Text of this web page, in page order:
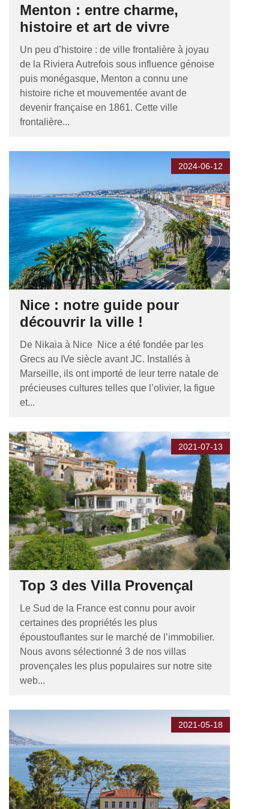
Menton : entre charme,
histoire et art de vivre
Un peu d’histoire : de ville frontalière à joyau
de la Riviera Autrefois sous influence génoise
puis monégasque, Menton a connu une
histoire riche et mouvementée avant de
devenir française en 1861. Cette ville
frontalière...
2024-06-12
Nice : notre guide pour
découvrir la ville !
De Nikaia à Nice Nice a été fondée par les
Grecs au IVe siècle avant JC. Installés à
Marseille, ils ont importé de leur terre natale de
précieuses cultures telles que l’olivier, la figue
et...
2021-07-13
Top 3 des Villa Provençal
Le Sud de la France est connu pour avoir
certaines des propriétés les plus
époustouflantes sur le marché de l’immobilier.
Nous avons sélectionné 3 de nos villas
provençales les plus populaires sur notre site
web...
2021-05-18